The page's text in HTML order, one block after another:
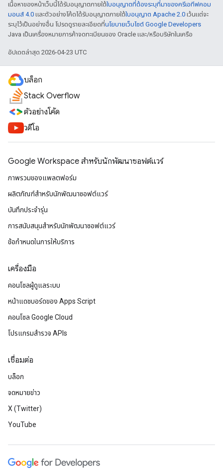
เนื้อหาของหน้าเว็บนี้ได้รับอนุญาตภายใต้ใบอนุญาตที่ต้องระบุที่มาของครีเอทีฟคอม
มอนส์ 4.0 และตัวอย่างโค้ดได้รับอนุญาตภายใต้ใบอนุญาต Apache 2.0 เว้นแต่จะ
ระบุไว้เป็นอย่างอื่น โปรดดูรายละเอียดที่นโยบายเว็บไซต์ Google Developers
Java เป็นเครื่องหมายการค้าจดทะเบียนของ Oracle และ/หรือบริษัทในเครือ
อัปเดตล่าสุด 2026-04-23 UTC
บล็อก
Stack Overflow
ตัวอย่างโค้ด
วิดีโอ
Google Workspace สําหรับนักพัฒนาซอฟต์แวร์
ภาพรวมของแพลตฟอร์ม
ผลิตภัณฑ์สําหรับนักพัฒนาซอฟต์แวร์
บันทึกประจำรุ่น
การสนับสนุนสำหรับนักพัฒนาซอฟต์แวร์
ข้อกำหนดในการให้บริการ
เครื่องมือ
คอนโซลผู้ดูแลระบบ
หน้าแดชบอร์ดของ Apps Script
คอนโซล Google Cloud
โปรแกรมสำรวจ APIs
เชื่อมต่อ
บล็อก
จดหมายข่าว
X (Twitter)
YouTube